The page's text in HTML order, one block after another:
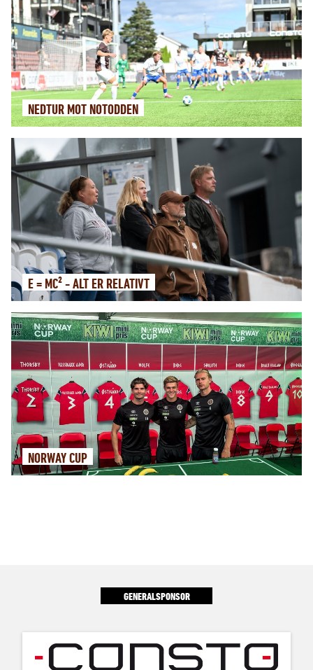
NEDTUR MOT NOTODDEN
E = MC² - ALT ER RELATIVT
NORWAY CUP
GENERALSPONSOR